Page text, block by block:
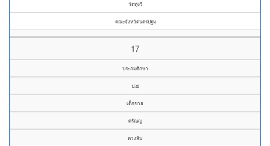
วัดทุ่งรี
คณะจังหวัดนครปฐม
17
ประถมศึกษา
ป.๕
เด็กชาย
ศรัณญ
ดวงส้ม